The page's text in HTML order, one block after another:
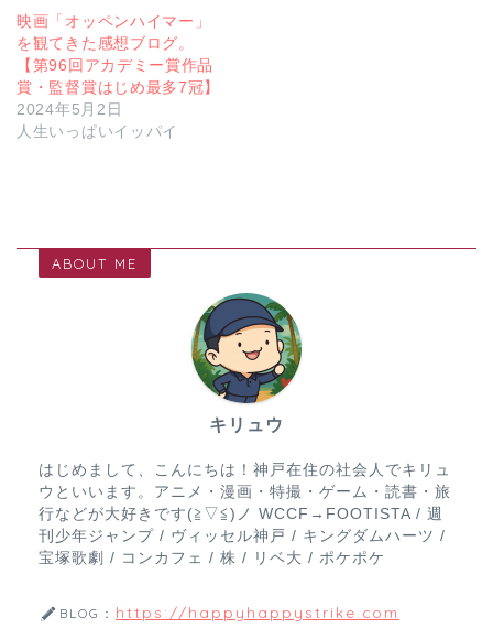
映画「オッペンハイマー」
を観てきた感想ブログ。
【第96回アカデミー賞作品
賞・監督賞はじめ最多7冠】
2024年5月2日
人生いっぱいイッパイ
ABOUT ME
キリュウ
はじめまして、こんにちは！神戸在住の社会人でキリュ
ウといいます。アニメ・漫画・特撮・ゲーム・読書・旅
行などが大好きです(≧▽≦)ノ WCCF→FOOTISTA / 週
刊少年ジャンプ / ヴィッセル神戸 / キングダムハーツ /
宝塚歌劇 / コンカフェ / 株 / リベ大 / ポケポケ
BLOG： https://happyhappystrike.com